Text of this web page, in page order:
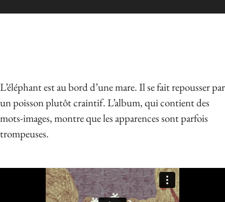
L’éléphant est au bord d’une mare. Il se fait repousser par
un poisson plutôt craintif. L’album, qui contient des
mots-images, montre que les apparences sont parfois
trompeuses.